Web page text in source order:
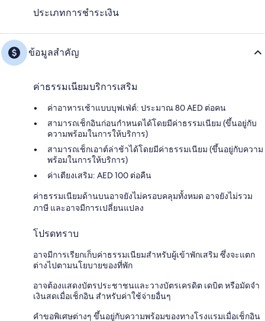
ประเภทการชำระเงิน
ข้อมูลสำคัญ
ค่าธรรมเนียมบริการเสริม
ค่าอาหารเช้าแบบบุฟเฟ่ต์: ประมาณ 80 AED ต่อคน
สามารถเช็กอินก่อนกำหนดได้โดยมีค่าธรรมเนียม (ขึ้นอยู่กับ
ความพร้อมในการให้บริการ)
สามารถเช็กเอาต์ล่าช้าได้โดยมีค่าธรรมเนียม (ขึ้นอยู่กับความ
พร้อมในการให้บริการ)
ค่าเตียงเสริม: AED 100 ต่อคืน
ค่าธรรมเนียมด้านบนอาจยังไม่ครอบคลุมทั้งหมด อาจยังไม่รวม
ภาษี และอาจมีการเปลี่ยนแปลง
โปรดทราบ
อาจมีการเรียกเก็บค่าธรรมเนียมสำหรับผู้เข้าพักเสริม ซึ่งจะแตก
ต่างไปตามนโยบายของที่พัก
อาจต้องแสดงบัตรประชาชนและวางบัตรเครดิต เดบิต หรือมัดจำ
เงินสดเมื่อเช็กอิน สำหรับค่าใช้จ่ายอื่นๆ
คำขอพิเศษต่างๆ ขึ้นอยู่กับความพร้อมของทางโรงแรมเมื่อเช็กอิน